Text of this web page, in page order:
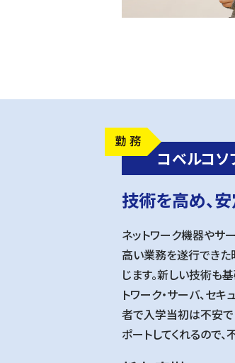
コベルコソ
技術を高め、
ネットワーク機器やサ
高い業務を遂行できた
じます。新しい技術も
トワーク・サーバ、セ
者で入学当初は不安で
ポートしてくれるので